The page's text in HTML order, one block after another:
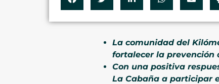
La comunidad del
fortalecer la prevención
Con una positiva
La Cabaña a participar